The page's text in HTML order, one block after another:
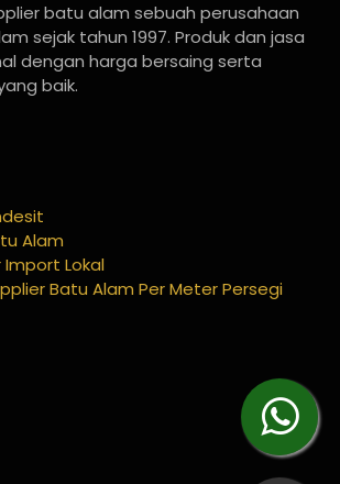
batu alam sebuah perusahaan
sejak tahun 1997. Produk dan jasa
dengan harga bersaing serta
baik.
Alam
Lokal
Batu Alam Per Meter Persegi